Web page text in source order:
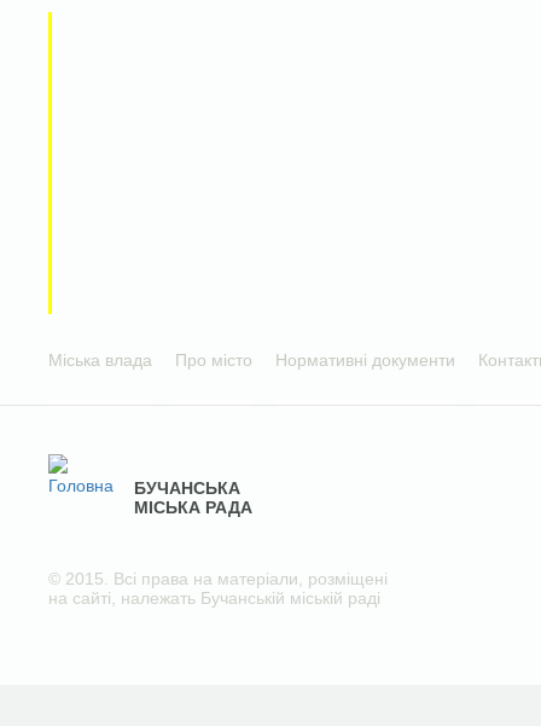
Міська влада Про місто Нормативні документи
БУЧАНСЬКА
МІСЬКА РАДА
© 2015. Всі права на матеріали, розміщені
на сайті, належать Бучанській міській раді